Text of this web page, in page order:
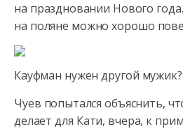
на праздновании Нового
на поляне можно хорошо
Кауфман нужен другой мужик?
Чуев попытался объяснить,
делает для Кати, вчера, к